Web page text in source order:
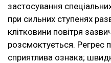
застосування
при сильних ступенях
клітковини повітря
розсмоктується. Регрес
сприятлива ознака;